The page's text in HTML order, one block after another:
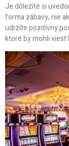
Je dôležité si
forma zábavy, nie
udržíte pozitívny
ktoré by mohli viesť